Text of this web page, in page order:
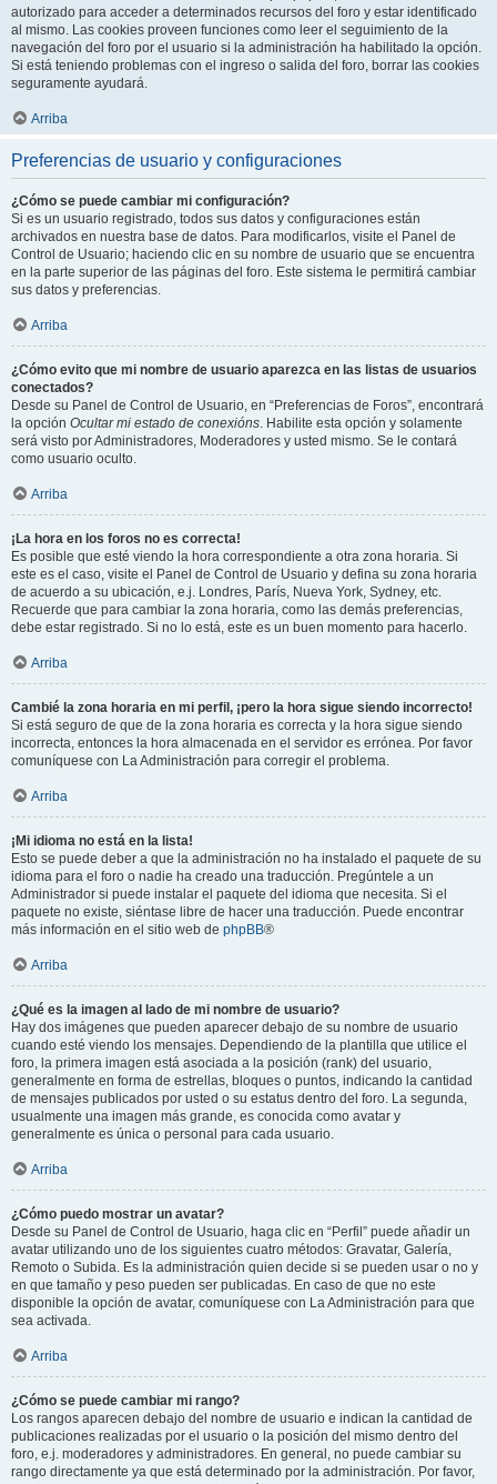
autorizado para acceder a determinados recursos del foro y estar identificado
al mismo. Las cookies proveen funciones como leer el seguimiento de la
navegación del foro por el usuario si la administración ha habilitado la opción.
Si está teniendo problemas con el ingreso o salida del foro, borrar las cookies
seguramente ayudará.
Arriba
Preferencias de usuario y configuraciones
¿Cómo se puede cambiar mi configuración?
Si es un usuario registrado, todos sus datos y configuraciones están
archivados en nuestra base de datos. Para modificarlos, visite el Panel de
Control de Usuario; haciendo clic en su nombre de usuario que se encuentra
en la parte superior de las páginas del foro. Este sistema le permitirá cambiar
sus datos y preferencias.
Arriba
¿Cómo evito que mi nombre de usuario aparezca en las listas de usuarios
conectados?
Desde su Panel de Control de Usuario, en “Preferencias de Foros”, encontrará
la opción Ocultar mi estado de conexións. Habilite esta opción y solamente
será visto por Administradores, Moderadores y usted mismo. Se le contará
como usuario oculto.
Arriba
¡La hora en los foros no es correcta!
Es posible que esté viendo la hora correspondiente a otra zona horaria. Si
este es el caso, visite el Panel de Control de Usuario y defina su zona horaria
de acuerdo a su ubicación, e.j. Londres, París, Nueva York, Sydney, etc.
Recuerde que para cambiar la zona horaria, como las demás preferencias,
debe estar registrado. Si no lo está, este es un buen momento para hacerlo.
Arriba
Cambié la zona horaria en mi perfil, ¡pero la hora sigue siendo incorrecto!
Si está seguro de que de la zona horaria es correcta y la hora sigue siendo
incorrecta, entonces la hora almacenada en el servidor es errónea. Por favor
comuníquese con La Administración para corregir el problema.
Arriba
¡Mi idioma no está en la lista!
Esto se puede deber a que la administración no ha instalado el paquete de su
idioma para el foro o nadie ha creado una traducción. Pregúntele a un
Administrador si puede instalar el paquete del idioma que necesita. Si el
paquete no existe, siéntase libre de hacer una traducción. Puede encontrar
más información en el sitio web de phpBB®
Arriba
¿Qué es la imagen al lado de mi nombre de usuario?
Hay dos imágenes que pueden aparecer debajo de su nombre de usuario
cuando esté viendo los mensajes. Dependiendo de la plantilla que utilice el
foro, la primera imagen está asociada a la posición (rank) del usuario,
generalmente en forma de estrellas, bloques o puntos, indicando la cantidad
de mensajes publicados por usted o su estatus dentro del foro. La segunda,
usualmente una imagen más grande, es conocida como avatar y
generalmente es única o personal para cada usuario.
Arriba
¿Cómo puedo mostrar un avatar?
Desde su Panel de Control de Usuario, haga clic en “Perfil” puede añadir un
avatar utilizando uno de los siguientes cuatro métodos: Gravatar, Galería,
Remoto o Subida. Es la administración quien decide si se pueden usar o no y
en que tamaño y peso pueden ser publicadas. En caso de que no este
disponible la opción de avatar, comuníquese con La Administración para que
sea activada.
Arriba
¿Cómo se puede cambiar mi rango?
Los rangos aparecen debajo del nombre de usuario e indican la cantidad de
publicaciones realizadas por el usuario o la posición del mismo dentro del
foro, e.j. moderadores y administradores. En general, no puede cambiar su
rango directamente ya que está determinado por la administración. Por favor,